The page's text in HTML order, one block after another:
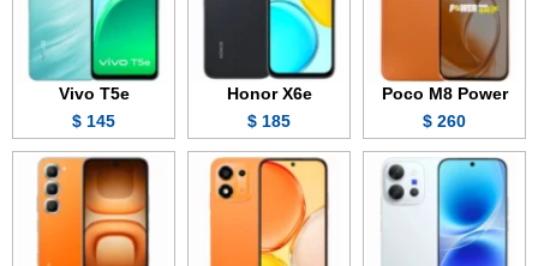
Poco M8 Power
260 $
Honor X6e
185 $
Vivo T5e
145 $